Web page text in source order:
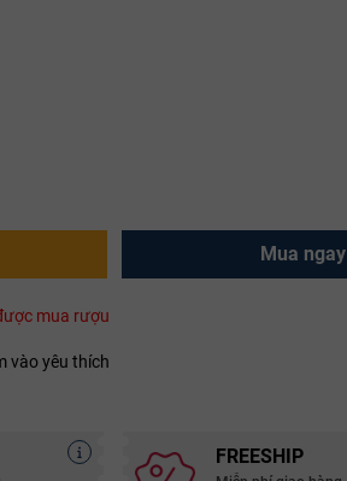
Mua ngay
mua rượu
vào yêu thích
FREESHIP